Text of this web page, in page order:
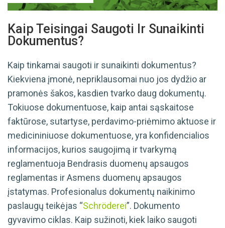
Kaip Teisingai Saugoti Ir Sunaikinti
Dokumentus?
Kaip tinkamai saugoti ir sunaikinti dokumentus?
Kiekviena įmonė, nepriklausomai nuo jos dydžio ar
pramonės šakos, kasdien tvarko daug dokumentų.
Tokiuose dokumentuose, kaip antai sąskaitose
faktūrose, sutartyse, perdavimo-priėmimo aktuose ir
medicininiuose dokumentuose, yra konfidencialios
informacijos, kurios saugojimą ir tvarkymą
reglamentuoja Bendrasis duomenų apsaugos
reglamentas ir Asmens duomenų apsaugos
įstatymas. Profesionalus dokumentų naikinimo
paslaugų teikėjas “Schröderei”. Dokumento
gyvavimo ciklas. Kaip sužinoti, kiek laiko saugoti